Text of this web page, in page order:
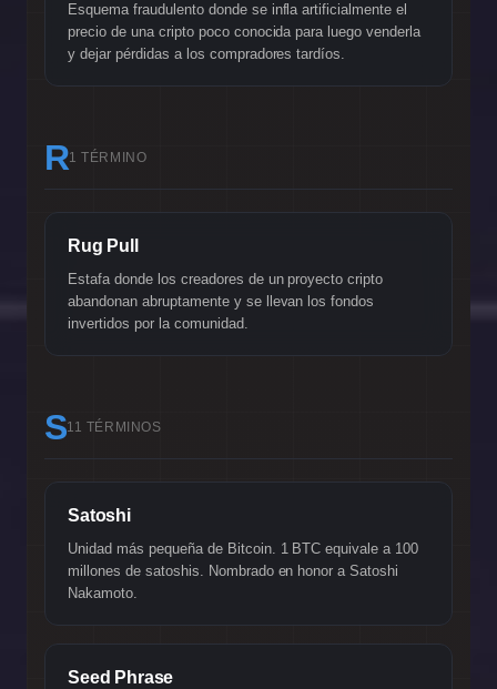
Esquema fraudulento donde se infla artificialmente el
precio de una cripto poco conocida para luego venderla
y dejar pérdidas a los compradores tardíos.
R1 TÉRMINO
Rug Pull
Estafa donde los creadores de un proyecto cripto
abandonan abruptamente y se llevan los fondos
invertidos por la comunidad.
S11 TÉRMINOS
Satoshi
Unidad más pequeña de Bitcoin. 1 BTC equivale a 100
millones de satoshis. Nombrado en honor a Satoshi
Nakamoto.
Seed Phrase